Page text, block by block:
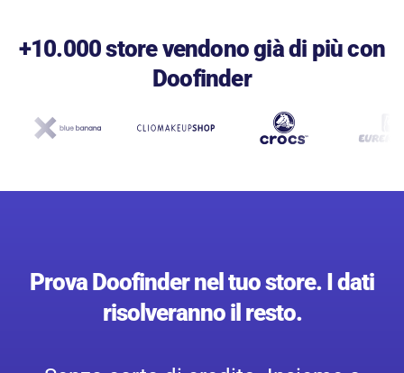
+10.000 store vendono già di più con
Doofinder
Prova Doofinder nel tuo store. I dati
risolveranno il resto.